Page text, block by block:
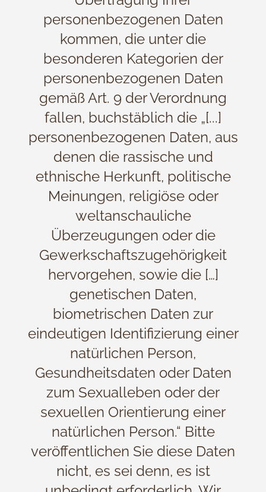
personenbezogenen Daten
kommen, die unter die
besonderen Kategorien der
personenbezogenen Daten
gemäß Art. 9 der Verordnung
fallen, buchstäblich die „[...]
personenbezogenen Daten, aus
denen die rassische und
ethnische Herkunft, politische
Meinungen, religiöse oder
weltanschauliche
Überzeugungen oder die
Gewerkschaftszugehörigkeit
hervorgehen, sowie die […]
genetischen Daten,
biometrischen Daten zur
eindeutigen Identifizierung einer
natürlichen Person,
Gesundheitsdaten oder Daten
zum Sexualleben oder der
sexuellen Orientierung einer
natürlichen Person.“ Bitte
veröffentlichen Sie diese Daten
nicht, es sei denn, es ist